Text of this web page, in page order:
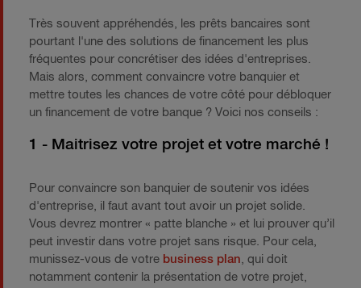
Très souvent appréhendés, les prêts bancaires sont
pourtant l'une des solutions de financement les plus
fréquentes pour concrétiser des idées d'entreprises.
Mais alors, comment convaincre votre banquier et
mettre toutes les chances de votre côté pour débloquer
un financement de votre banque ? Voici nos conseils :
1 - Maitrisez votre projet et votre marché !
Pour convaincre son banquier de soutenir vos idées
d'entreprise, il faut avant tout avoir un projet solide.
Vous devrez montrer « patte blanche » et lui prouver qu’il
peut investir dans votre projet sans risque. Pour cela,
munissez-vous de votre business plan, qui doit
notamment contenir la présentation de votre projet,